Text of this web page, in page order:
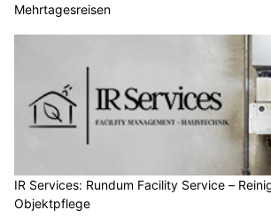
Mehrtagesreisen
IR Services: Rundum Facility Service –
Objektpflege